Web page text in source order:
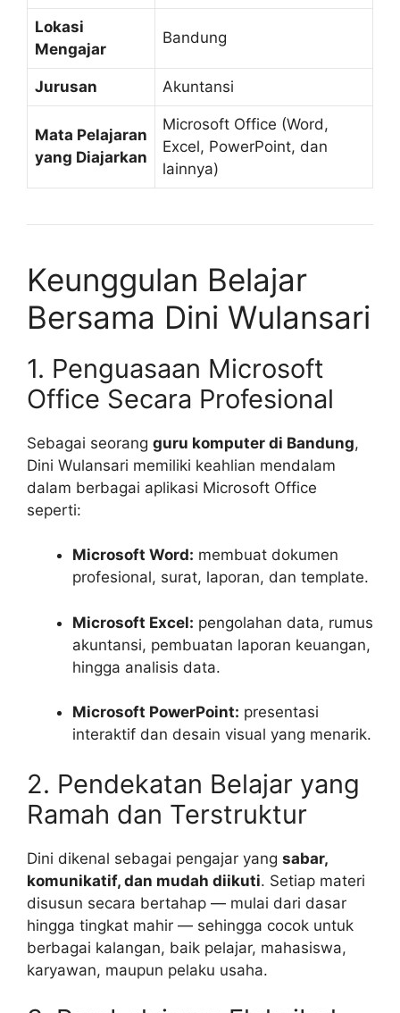
Lokasi
Mengajar
Bandung
Jurusan Akuntansi
Mata Pelajaran
yang Diajarkan
Microsoft Office (Word,
Excel, PowerPoint, dan
lainnya)
Keunggulan Belajar
Bersama Dini Wulansari
1. Penguasaan Microsoft
Office Secara Profesional
Sebagai seorang guru komputer di Bandung,
Dini Wulansari memiliki keahlian mendalam
dalam berbagai aplikasi Microsoft Office
seperti:
Microsoft Word: membuat dokumen
profesional, surat, laporan, dan template.
Microsoft Excel: pengolahan data, rumus
akuntansi, pembuatan laporan keuangan,
hingga analisis data.
Microsoft PowerPoint: presentasi
interaktif dan desain visual yang menarik.
2. Pendekatan Belajar yang
Ramah dan Terstruktur
Dini dikenal sebagai pengajar yang sabar,
komunikatif, dan mudah diikuti. Setiap materi
disusun secara bertahap — mulai dari dasar
hingga tingkat mahir — sehingga cocok untuk
berbagai kalangan, baik pelajar, mahasiswa,
karyawan, maupun pelaku usaha.